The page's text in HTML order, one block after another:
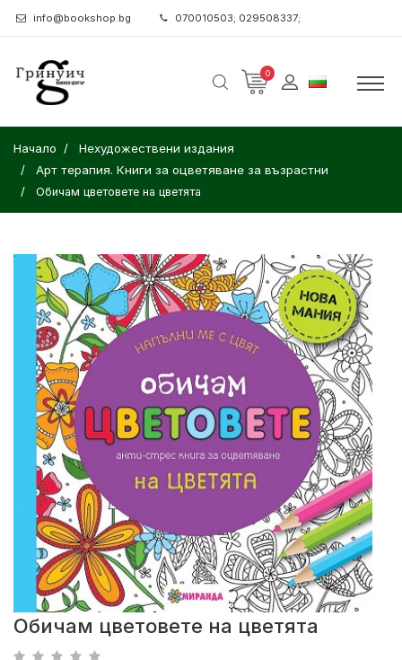
info@bookshop.bg 070010503; 029508337;
0
Начало
Нехудожествени издания
Арт терапия. Книги за оцветяване за възрастни
Обичам цветовете на цветята
Обичам цветовете на цветята